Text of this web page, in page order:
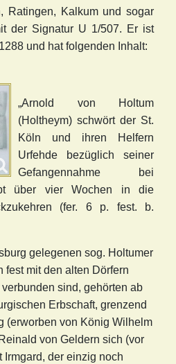
Ratingen, Kalkum und sogar
der Signatur U 1/507. Er ist
und hat folgenden Inhalt:
„Arnold von Holtum
(Holtheym) schwört der St.
Köln und ihren Helfern
Urfehde bezüglich seiner
Gefangennahme bei
über vier Wochen in die
(fer. 6 p. fest. b.
gelegenen sog. Holtumer
fest mit den alten Dörfern
sind, gehörten ab
Erbschaft, grenzend
(erworben von König Wilhelm
von Geldern sich (vor
Irmgard, der einzig noch